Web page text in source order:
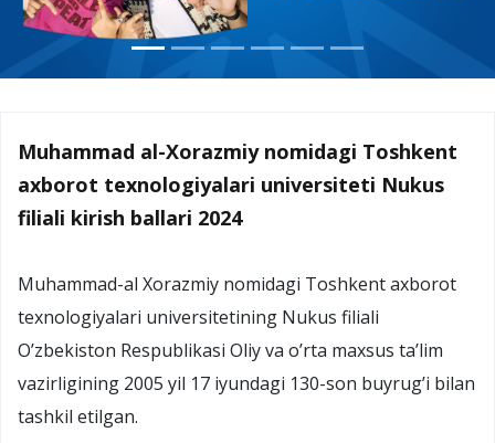
Muhammad al-Xorazmiy nomidagi Toshkent
axborot texnologiyalari universiteti Nukus
filiali kirish ballari 2024
Muhammad-al Xorazmiy nomidagi Toshkent axborot
texnologiyalari universitetining Nukus filiali
O’zbekiston Respublikasi Oliy va o’rta maxsus ta’lim
vazirligining 2005 yil 17 iyundagi 130-son buyrug’i bilan
tashkil etilgan.